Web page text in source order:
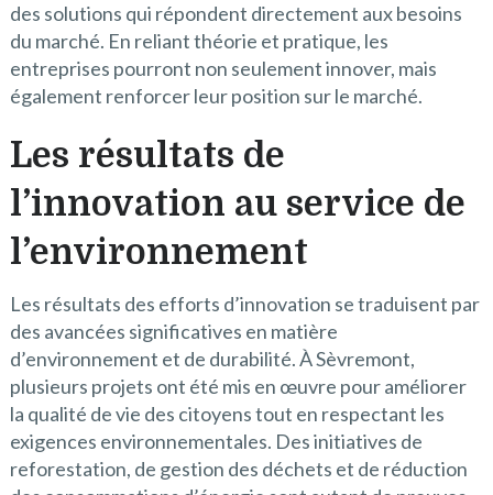
des solutions qui répondent directement aux besoins
du marché. En reliant théorie et pratique, les
entreprises pourront non seulement innover, mais
également renforcer leur position sur le marché.
Les résultats de
l’innovation au service de
l’environnement
Les résultats des efforts d’innovation se traduisent par
des avancées significatives en matière
d’environnement et de durabilité. À Sèvremont,
plusieurs projets ont été mis en œuvre pour améliorer
la qualité de vie des citoyens tout en respectant les
exigences environnementales. Des initiatives de
reforestation, de gestion des déchets et de réduction